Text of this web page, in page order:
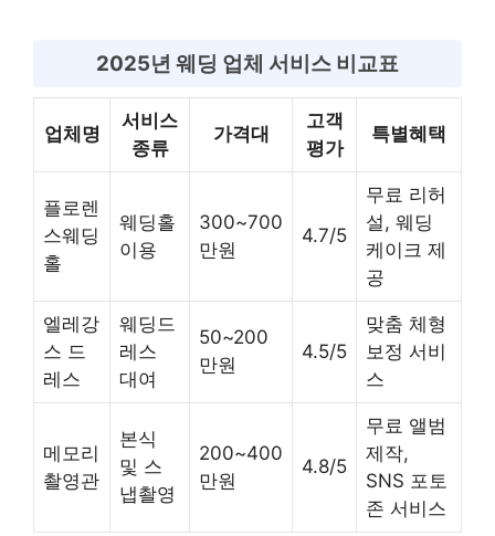
2025년 웨딩 업체 서비스 비교표
업체명
서비스
종류
가격대
고객
평가
특별혜택
플로렌
스웨딩
홀
웨딩홀
이용
300~700
만원
4.7/5
무료 리허
설, 웨딩
케이크 제
공
엘레강
스 드
레스
웨딩드
레스
대여
50~200
만원
4.5/5
맞춤 체형
보정 서비
스
메모리
촬영관
본식
및 스
냅촬영
200~400
만원
4.8/5
무료 앨범
제작,
SNS 포토
존 서비스